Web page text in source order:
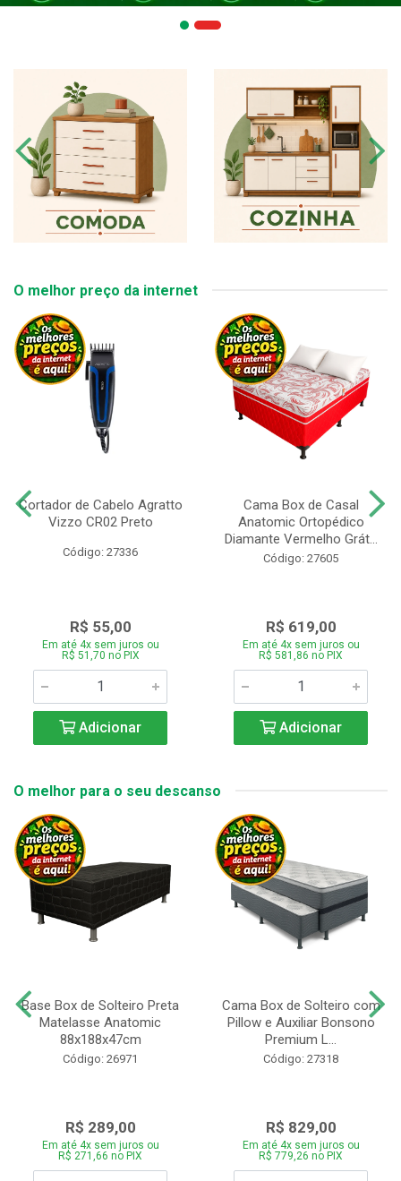
O melhor preço da internet
Cortador de Cabelo Agratto
Vizzo CR02 Preto
Código: 27336
R$ 55,00
Em até 4x sem juros ou
R$ 51,70 no PIX
Adicionar
Cama Box de Casal
Anatomic Ortopédico
Diamante Vermelho Grát...
Código: 27605
R$ 619,00
Em até 4x sem juros ou
R$ 581,86 no PIX
Adicionar
O melhor para o seu descanso
Base Box de Solteiro Preta
Matelasse Anatomic
88x188x47cm
Código: 26971
R$ 289,00
Em até 4x sem juros ou
R$ 271,66 no PIX
Cama Box de Solteiro com
Pillow e Auxiliar Bonsono
Premium L...
Código: 27318
R$ 829,00
Em até 4x sem juros ou
R$ 779,26 no PIX